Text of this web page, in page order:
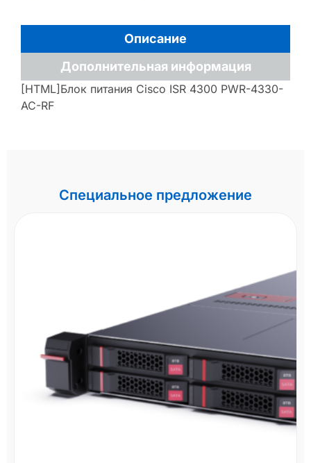
Описание
Дополнительная информация
[HTML]Блок питания Cisco ISR 4300 PWR-4330-
AC-RF
Специальное предложение